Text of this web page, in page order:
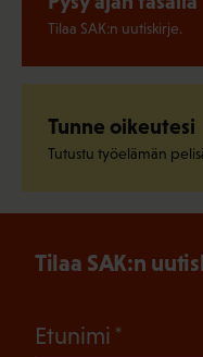
Tilaa SAK:n uutiskirje.
Tunne oikeutesi
Tutustu työelämän
Tilaa SAK:n
Etunimi